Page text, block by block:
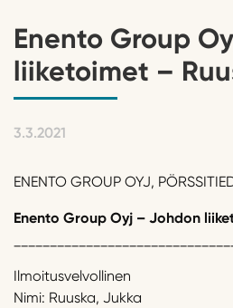
Enento Group
liiketoimet –
3.3.2021
ENENTO GROUP OYJ,
Enento Group Oyj – Johdon
Ilmoitusvelvollinen
Nimi: Ruuska, Jukka